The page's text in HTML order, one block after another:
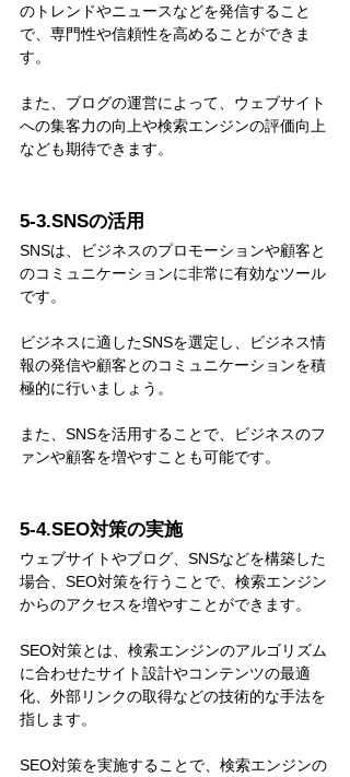
のトレンドやニュースなどを発信すること
で、専門性や信頼性を高めることができま
す。
また、ブログの運営によって、ウェブサイト
への集客力の向上や検索エンジンの評価向上
なども期待できます。
5-3.SNSの活用
SNSは、ビジネスのプロモーションや顧客と
のコミュニケーションに非常に有効なツール
です。
ビジネスに適したSNSを選定し、ビジネス情
報の発信や顧客とのコミュニケーションを積
極的に行いましょう。
また、SNSを活用することで、ビジネスのフ
ァンや顧客を増やすことも可能です。
5-4.SEO対策の実施
ウェブサイトやブログ、SNSなどを構築した
場合、SEO対策を行うことで、検索エンジン
からのアクセスを増やすことができます。
SEO対策とは、検索エンジンのアルゴリズム
に合わせたサイト設計やコンテンツの最適
化、外部リンクの取得などの技術的な手法を
指します。
SEO対策を実施することで、検索エンジンの